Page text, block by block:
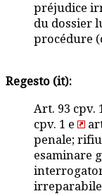
préjudice
du dossier
procédure
Regesto (it):
Art. 93 cpv. 1
cpv. 1 e
penale;
esaminare